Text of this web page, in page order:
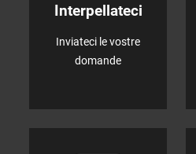
Interpellateci
Inviateci le vostre
domande